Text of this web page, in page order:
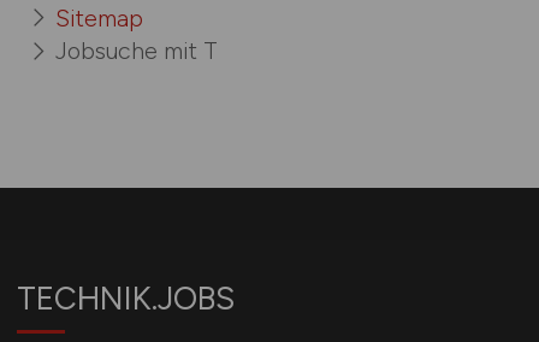
Sitemap
Jobsuche mit T
TECHNIK.JOBS